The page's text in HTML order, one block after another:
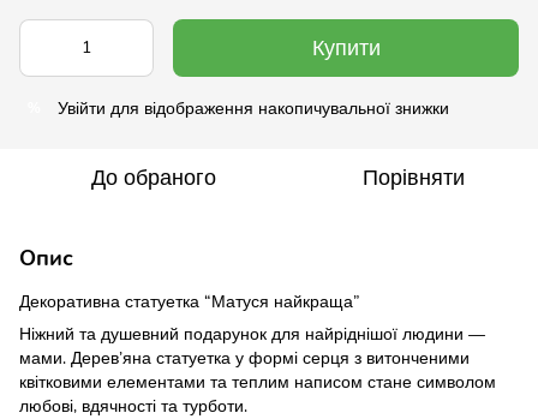
Купити
Увійти для відображення накопичувальної знижки
До обраного Порівняти
Опис
Декоративна статуетка “Матуся найкраща”
Ніжний та душевний подарунок для найріднішої людини —
мами. Дерев’яна статуетка у формі серця з витонченими
квітковими елементами та теплим написом стане символом
любові, вдячності та турботи.